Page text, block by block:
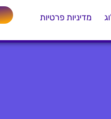
מדיניות פרטיות